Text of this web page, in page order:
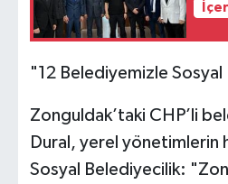
​"12 Belediyemizle Sosyal
​Zonguldak’taki CHP’li
Dural, yerel
​Sosyal Belediyecilik: